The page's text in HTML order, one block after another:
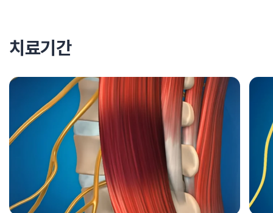
치료기간